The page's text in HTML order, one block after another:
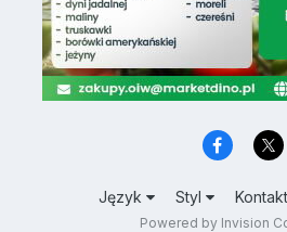
Język Styl Kontakt
Powered by Invision